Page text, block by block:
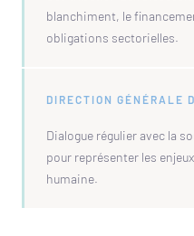
blanchiment, le
obligations sectorielles.
DIRECTION GÉNÉRALE
Dialogue régulier avec la
pour représenter les
humaine.